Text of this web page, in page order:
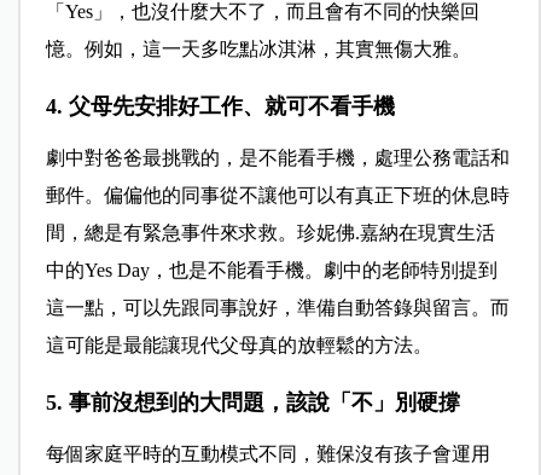
「Yes」，也沒什麼大不了，而且會有不同的快樂回
憶。例如，這一天多吃點冰淇淋，其實無傷大雅。
4. 父母先安排好工作、就可不看手機
劇中對爸爸最挑戰的，是不能看手機，處理公務電話和
郵件。偏偏他的同事從不讓他可以有真正下班的休息時
間，總是有緊急事件來求救。珍妮佛.嘉納在現實生活
中的Yes Day，也是不能看手機。劇中的老師特別提到
這一點，可以先跟同事說好，準備自動答錄與留言。而
這可能是最能讓現代父母真的放輕鬆的方法。
5. 事前沒想到的大問題，該說「不」別硬撐
每個家庭平時的互動模式不同，難保沒有孩子會運用